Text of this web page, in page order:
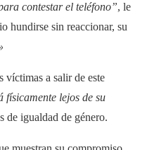
contestar el teléfono”, le
hundirse sin reaccionar, su
víctimas a salir de este
físicamente lejos de su
de igualdad de género.